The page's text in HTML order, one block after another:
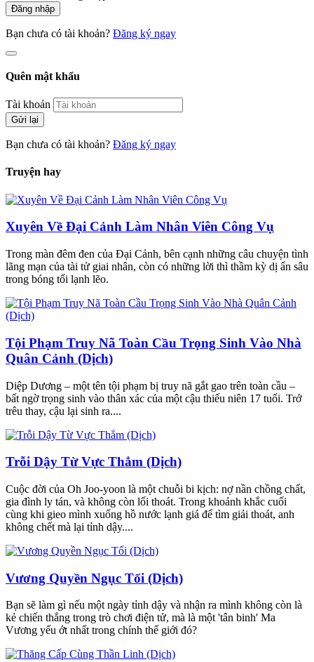
Đăng nhập
Bạn chưa có tài khoản? Đăng ký ngay
Quên mật khẩu
Tài khoản
Gửi lại
Bạn chưa có tài khoản? Đăng ký ngay
Truyện hay
Xuyên Về Đại Cảnh Làm Nhân Viên Công Vụ
Trong màn đêm đen của Đại Cảnh, bên cạnh những câu chuyện tình
lãng mạn của tài tử giai nhân, còn có những lời thì thầm kỳ dị ẩn sâu
trong bóng tối lạnh lẽo.
Tội Phạm Truy Nã Toàn Cầu Trọng Sinh Vào Nhà
Quân Cảnh (Dịch)
Diệp Dương – một tên tội phạm bị truy nã gắt gao trên toàn cầu –
bất ngờ trọng sinh vào thân xác của một cậu thiếu niên 17 tuổi. Trớ
trêu thay, cậu lại sinh ra....
Trỗi Dậy Từ Vực Thẳm (Dịch)
Cuộc đời của Oh Joo-yoon là một chuỗi bi kịch: nợ nần chồng chất,
gia đình ly tán, và không còn lối thoát. Trong khoảnh khắc cuối
cùng khi gieo mình xuống hồ nước lạnh giá để tìm giải thoát, anh
không chết mà lại tỉnh dậy....
Vương Quyền Ngục Tối (Dịch)
Bạn sẽ làm gì nếu một ngày tỉnh dậy và nhận ra mình không còn là
kẻ chiến thắng trong trò chơi điện tử, mà là một 'tân binh' Ma
Vương yếu ớt nhất trong chính thế giới đó?